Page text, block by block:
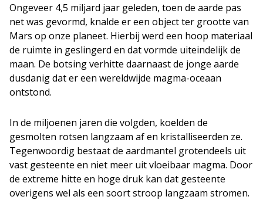
Ongeveer 4,5 miljard jaar geleden, toen de aarde pas
net was gevormd, knalde er een object ter grootte van
Mars op onze planeet. Hierbij werd een hoop materiaal
de ruimte in geslingerd en dat vormde uiteindelijk de
maan. De botsing verhitte daarnaast de jonge aarde
dusdanig dat er een wereldwijde magma-oceaan
ontstond.
In de miljoenen jaren die volgden, koelden de
gesmolten rotsen langzaam af en kristalliseerden ze.
Tegenwoordig bestaat de aardmantel grotendeels uit
vast gesteente en niet meer uit vloeibaar magma. Door
de extreme hitte en hoge druk kan dat gesteente
overigens wel als een soort stroop langzaam stromen.